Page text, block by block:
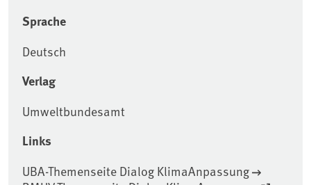
Sprache
Deutsch
Verlag
Umweltbundesamt
Links
UBA-Themenseite Dialog KlimaAnpassung